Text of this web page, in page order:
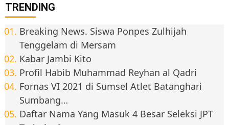
TRENDING
Breaking News. Siswa Ponpes Zulhijah
Tenggelam di Mersam
Kabar Jambi Kito
Profil Habib Muhammad Reyhan al Qadri
Fornas VI 2021 di Sumsel Atlet Batanghari
Sumbang…
Daftar Nama Yang Masuk 4 Besar Seleksi JPT